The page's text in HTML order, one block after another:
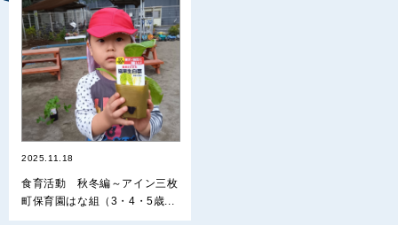
2025.11.18
食育活動 秋冬編～アイン三枚
町保育園はな組（3・4・5歳...